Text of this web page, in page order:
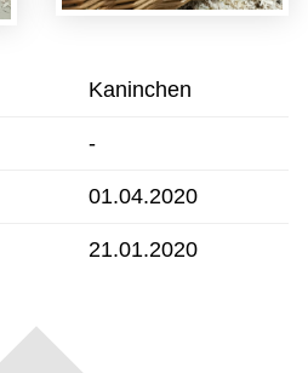
Kaninchen
-
01.04.2020
21.01.2020